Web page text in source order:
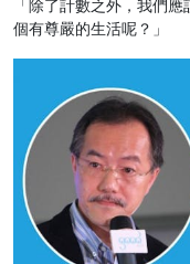
「除了計數之外，我們
個有尊嚴的生活呢？」